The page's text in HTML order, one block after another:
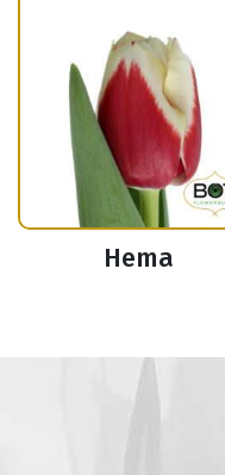
Hema